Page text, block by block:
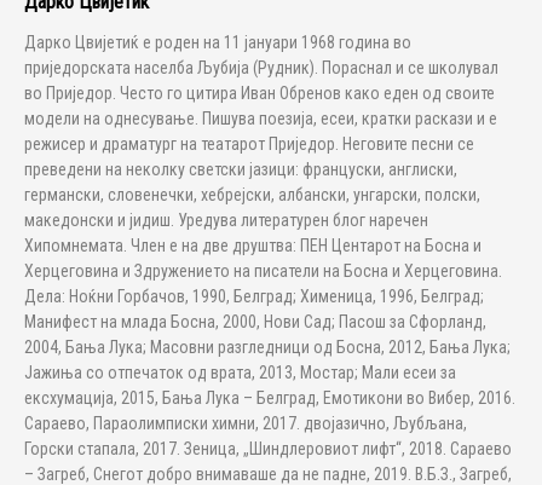
Дарко Цвијетиќ е роден на 11 јануари 1968 година во
приједорската населба Љубија (Рудник). Пораснал и се школувал
во Приједор. Често го цитира Иван Обренов како еден од своите
модели на однесување. Пишува поезија, есеи, кратки раскази и е
режисер и драматург на театарот Приједор. Неговите песни се
преведени на неколку светски јазици: француски, англиски,
германски, словенечки, хебрејски, албански, унгарски, полски,
македонски и јидиш. Уредува литературен блог наречен
Хипомнемата. Член е на две друштва: ПЕН Центарот на Босна и
Херцеговина и Здружението на писатели на Босна и Херцеговина.
Дела: Ноќни Горбачов, 1990, Белград; Хименица, 1996, Белград;
Манифест на млада Босна, 2000, Нови Сад; Пасош за Сфорланд,
2004, Бања Лука; Масовни разгледници од Босна, 2012, Бања Лука;
Јажиња со отпечаток од врата, 2013, Мостар; Мали есеи за
ексхумација, 2015, Бања Лука – Белград, Емотикони во Вибер, 2016.
Сараево, Параолимписки химни, 2017. двојазично, Љубљана,
Горски стапала, 2017. Зеница, „Шиндлеровиот лифт“, 2018. Сараево
– Загреб, Снегот добро внимаваше да не падне, 2019. В.Б.З., Загреб,